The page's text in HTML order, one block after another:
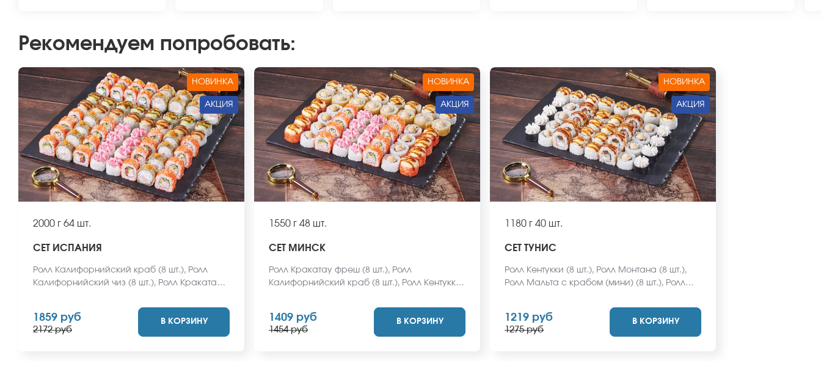
Рекомендуем попробовать:
НОВИНКА
АКЦИЯ
2000 г 64 шт.
СЕТ ИСПАНИЯ
Ролл Калифорнийский краб (8 шт.), Ролл
Калифорнийский чиз (8 шт.), Ролл Кракатау с
Пермский (8 шт.), Ролл Анапский (8 шт.), Ролл
Макарена (8 шт.), Ролл Бирменский темпура
с креветкой (8 шт.) *Не забудьте заказать
1859 руб
2172 руб
В КОРЗИНУ
НОВИНКА
АКЦИЯ
1550 г 48 шт.
СЕТ МИНСК
Ролл Кракатау фреш (8 шт.), Ролл
Калифорнийский краб (8 шт.), Ролл Кентукки
Египетская курица (8 шт.), Ролл Кентукки хот
(8 шт.) *Не забудьте заказать имбирь,
васаби и соевый соус. Они не входят в
1409 руб
1454 руб
В КОРЗИНУ
НОВИНКА
АКЦИЯ
1180 г 40 шт.
СЕТ ТУНИС
Ролл Кентукки (8 шт.), Ролл Монтана (8 шт.),
Ролл Мальта с крабом (мини) (8 шт.), Ролл
курица (8 шт.) *Не забудьте заказать
имбирь, васаби и соевый соус. Они не
входят в стоимость заказа. *Внешний вид
1219 руб
1275 руб
В КОРЗИНУ